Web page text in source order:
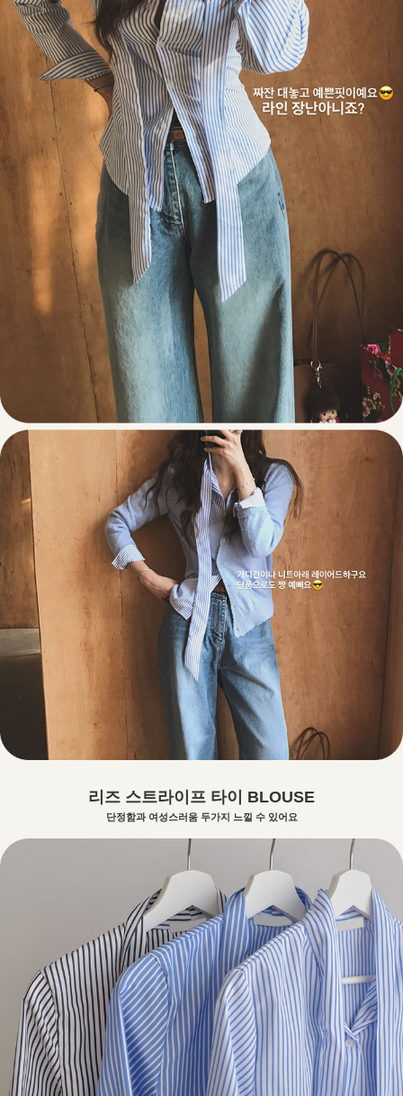
리즈 스트라이프 타이 BLOUSE
단정함과 여성스러움 두가지 느낄 수 있어요